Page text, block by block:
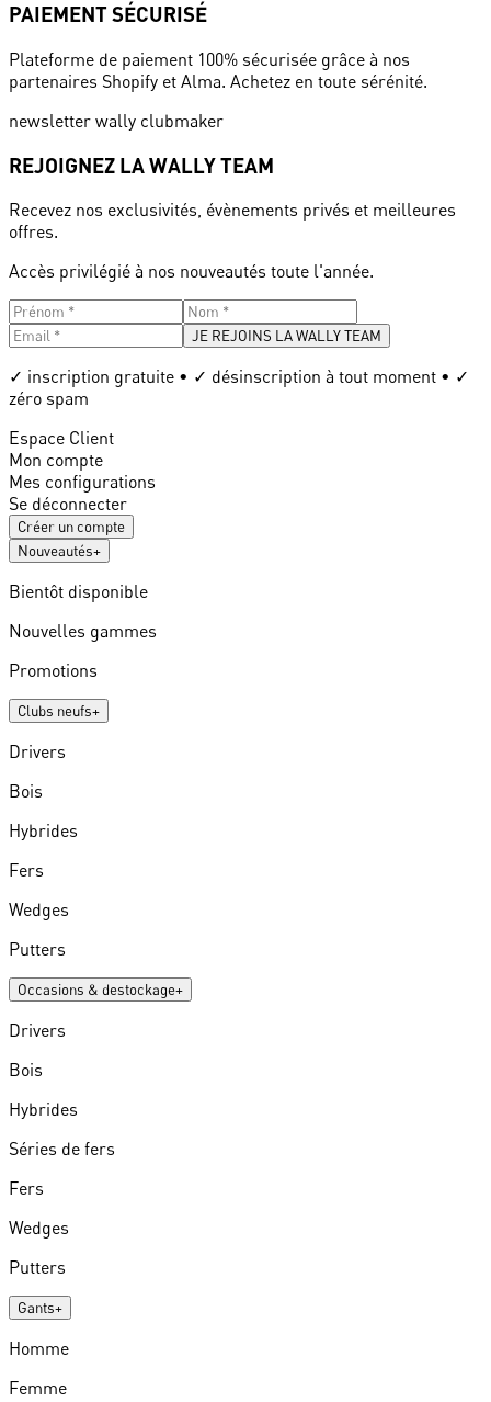
PAIEMENT SÉCURISÉ
Plateforme de paiement 100% sécurisée grâce à nos
partenaires Shopify et Alma. Achetez en toute sérénité.
newsletter wally clubmaker
REJOIGNEZ LA WALLY TEAM
Recevez nos exclusivités, évènements privés et meilleures
offres.
Accès privilégié à nos nouveautés toute l'année.
JE REJOINS LA WALLY TEAM
✓ inscription gratuite • ✓ désinscription à tout moment • ✓
zéro spam
Espace Client
Mon compte
Mes configurations
Se déconnecter
Créer un compte
Nouveautés+
Bientôt disponible
Nouvelles gammes
Promotions
Clubs neufs+
Drivers
Bois
Hybrides
Fers
Wedges
Putters
Occasions & destockage+
Drivers
Bois
Hybrides
Séries de fers
Fers
Wedges
Putters
Gants+
Homme
Femme